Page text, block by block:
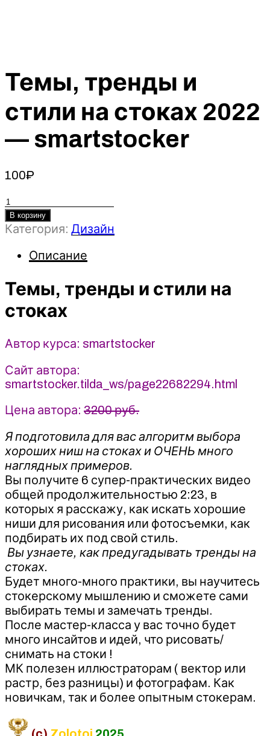
Темы, тренды и
стили на стоках 2022
— smartstocker
100₽
Количество
товара
Темы,
на
2022
smartstocker
В корзину
Категория: Дизайн
Описание
Темы, тренды и стили на
стоках
Автор курса: smartstocker
Сайт автора:
smartstocker.tilda_ws/page22682294.html
Цена автора: 3200 руб.
Я подготовила для вас алгоритм выбора
хороших ниш на стоках и ОЧЕНЬ много
наглядных примеров.
Вы получите 6 супер-практических видео
общей продолжительностью 2:23, в
которых я расскажу, как искать хорошие
ниши для рисования или фотосъемки, как
подбирать их под свой стиль.
Вы узнаете, как предугадывать тренды на
стоках.
Будет много-много практики, вы научитесь
стокерскому мышлению и сможете сами
выбирать темы и замечать тренды.
После мастер-класса у вас точно будет
много инсайтов и идей, что рисовать/
снимать на стоки !
МК полезен иллюстраторам ( вектор или
растр, без разницы) и фотографам. Как
новичкам, так и более опытным стокерам.